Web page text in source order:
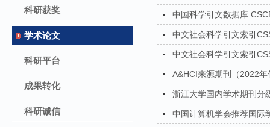
科研获奖
学术论文
科研平台
成果转化
科研诚信
中国科学引文数据库
中文社会科学引文索引
中文社会科学引文索引
A&HCI来源期刊（2022年
浙江大学国内学术期刊分
中国计算机学会推荐国际